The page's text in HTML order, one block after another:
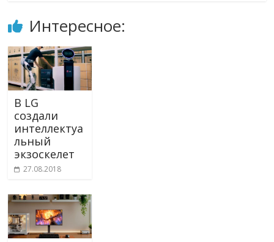
Интересное:
В LG
создали
интеллектуа
льный
экзоскелет
27.08.2018